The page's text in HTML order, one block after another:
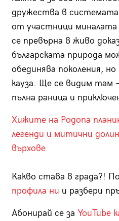
дружества в
от участници
се превърна в живо
българската природа
обединява поколения,
кауза. Ще се видим там
пълна раница и
Хижите на Родопа
легенди и митични
върхове
Какво става в града?!
профила ни и разбери
Абонирай се за YouTube